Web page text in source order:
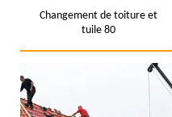
Changement de toiture et
tuile 80